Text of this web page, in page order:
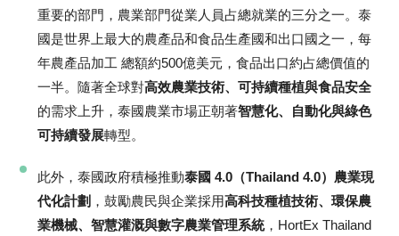
重要的部門，農業部門從業人員占總就業的三分之一。泰
國是世界上最大的農產品和食品生產國和出口國之一，每
年農產品加工 總額約500億美元，食品出口約占總價值的
一半。隨著全球對高效農業技術、可持續種植與食品安全
的需求上升，泰國農業市場正朝著智慧化、自動化與綠色
可持續發展轉型。
此外，泰國政府積極推動泰國 4.0（Thailand 4.0）農業現
代化計劃 ，鼓勵農民與企業採用高科技種植技術、環保農
業機械、智慧灌溉與數字農業管理系統，HortEx Thailand